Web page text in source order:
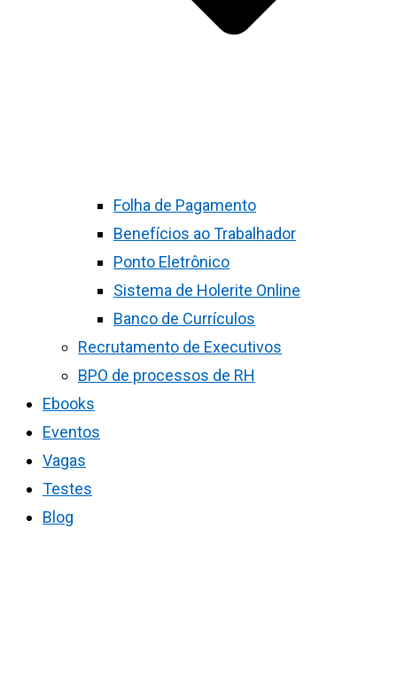
Folha de Pagamento
Benefícios ao Trabalhador
Ponto Eletrônico
Sistema de Holerite Online
Banco de Currículos
Recrutamento de Executivos
BPO de processos de RH
Ebooks
Eventos
Vagas
Testes
Blog